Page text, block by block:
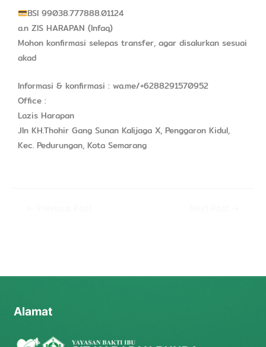
BSI 99038.777888.01124
a.n ZIS HARAPAN (Infaq)
Mohon konfirmasi selepas transfer, agar disalurkan sesuai
akad
Informasi & konfirmasi : wa.me/+6288291570952
Office :
Lazis Harapan
Jln KH.Thohir Gang Sunan Kalijaga X, Penggaron Kidul,
Kec. Pedurungan, Kota Semarang
Alamat